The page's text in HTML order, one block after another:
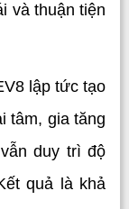
và thuận tiện
lập tức tạo
tâm, gia tăng
duy trì độ
quả là khả